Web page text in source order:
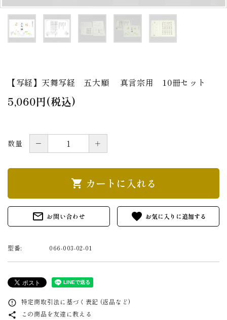
お問い合わせ
【写経】天舞写経 五大願 真言宗用 10冊セット
5,060円(税込)
数量 － ＋
shopping_cart カートに入れる
mail_outline お問い合わせ favorite
型番: 066-003-02-01
error_outline 特定商取引法に基づく表記 (返品など)
share この商品を友達に教える